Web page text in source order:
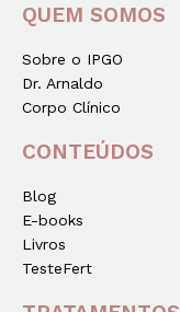
QUEM SOMOS
Sobre o IPGO
Dr. Arnaldo
Corpo Clínico
CONTEÚDOS
Blog
E-books
Livros
TesteFert